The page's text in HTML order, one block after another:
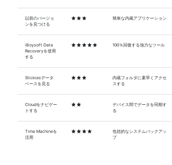
以前のバージョ
ンを見つける
簡単な内蔵アプリケーション
iBoysoft Data
Recoveryを使用
する
100％回復する強力なツール
Stickiesデータ
ベースを見る
内蔵フォルダに素早くアクセ
スする
Cloudをナビゲー
トする
デバイス間でデータを同期す
る
Time Machineを
活用
包括的なシステムバックアッ
プ